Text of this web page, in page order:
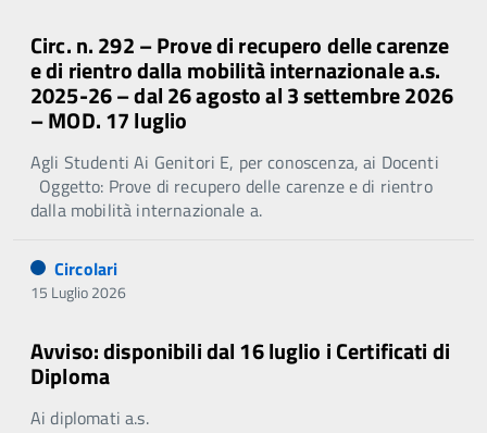
Circ. n. 292 – Prove di recupero delle carenze
e di rientro dalla mobilità internazionale a.s.
2025-26 – dal 26 agosto al 3 settembre 2026
– MOD. 17 luglio
Agli Studenti Ai Genitori E, per conoscenza, ai Docenti
Oggetto: Prove di recupero delle carenze e di rientro
dalla mobilità internazionale a.
Circolari
15 Luglio 2026
Avviso: disponibili dal 16 luglio i Certificati di
Diploma
Ai diplomati a.s.